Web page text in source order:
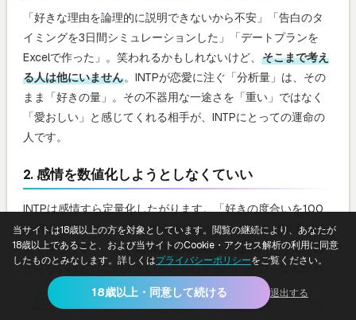
「好きな理由を論理的に説明できないから不安」「告白のタ
イミングを3日間シミュレーションした」「デートプランを
Excelで作った」。笑われるかもしれないけど、 そこまで考え
る人は他にいません。INTPが恋愛に注ぐ「分析量」は、その
まま「好きの量」。その不器用な一途さを「重い」ではなく
「愛おしい」と感じてくれる相手が、INTPにとっての運命の
人です。
2. 感情を数値化しようとしなくていい
INTPは感情すら定量化したがります。「好きの度合いを100
点満点で言うと……」「この幸福感はセロトニンの分泌量で説
明できるはず」。でも感情は数式に収まらない。「なんかわ
からないけど、この人といると安心する」。その「なんかわ
からない」を、そのまま受け入れる練習をしてみてくださ
い。全てを理解しなくても、感じることはできます。Ti（内向
女風とは 店舗検索 体験談レポ
当サイトは18歳以上の方を対象としています。閲覧の継続により、あなたが
18歳以上であること、および当サイトのCookie・アクセス解析の利用に同意
したものとみなします。詳しくはプライバシーポリシーをご覧ください。
18歳以上・同意して続ける 退出する